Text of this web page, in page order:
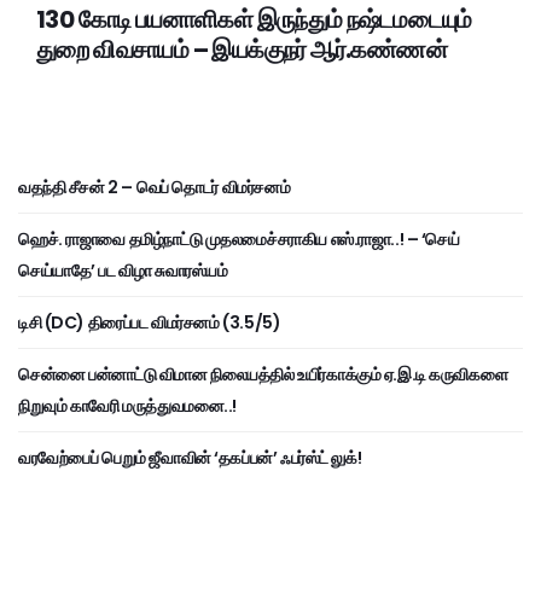
130 கோடி பயனாளிகள் இருந்தும் நஷ்டமடையும்
துறை விவசாயம் – இயக்குநர் ஆர்.கண்ணன்
வதந்தி சீசன் 2 – வெப் தொடர் விமர்சனம்
ஹெச். ராஜாவை தமிழ்நாட்டு முதலமைச்சராகிய எஸ்.ராஜா..! – ‘செய்
செய்யாதே’ பட விழா சுவாரஸ்யம்
டிசி (DC) திரைப்பட விமர்சனம் (3.5/5)
சென்னை பன்னாட்டு விமான நிலையத்தில் உயிர்காக்கும் ஏ.இ.டி கருவிகளை
நிறுவும் காவேரி மருத்துவமனை..!
வரவேற்பைப் பெறும் ஜீவாவின் ‘தகப்பன்’ ஃபர்ஸ்ட் லுக்!